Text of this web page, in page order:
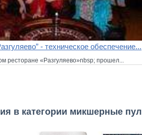
- техническое обеспечение...
ресторане «Разгуляево»nbsp; прошел...
в категории микшерные